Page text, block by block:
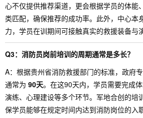
心不仅提供推荐渠道，更会根据学员的体能
类匹配，确保推荐的成功率。此外，中心本
力，学员在训期间可接触真实的救援装备与
Q3：消防员岗前培训的周期通常是多长？
A：根据贵州省消防救援部门的标准，政府
通常为 90天。在这90天内，学员需要完成
演练、心理建设等多个环节。军地合创的培
保学员能够在规定时间内达到消防岗位的入